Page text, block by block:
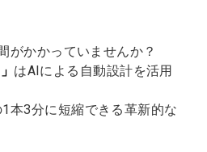
がかかっていませんか？
はAIによる自動設計を活用
本3分に短縮できる革新的な